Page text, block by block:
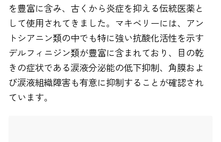
を豊富に含み、古くから炎症を抑える伝統医薬と
して使用されてきました。マキベリーには、アン
トシアニン類の中でも特に強い抗酸化活性を示す
デルフィニジン類が豊富に含まれており、目の乾
きの症状である涙液分泌能の低下抑制、角膜およ
び涙液組織障害も有意に抑制することが確認され
ています。